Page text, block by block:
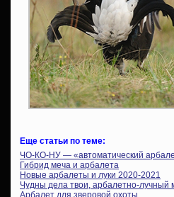
Еще статьи по теме:
ЧО-КО-НУ — «автоматический
Гибрид меча и арбалета
Новые арбалеты и луки 2020-2021
Чудны дела твои, арбалетно-лучный
Арбалет для зверовой охоты